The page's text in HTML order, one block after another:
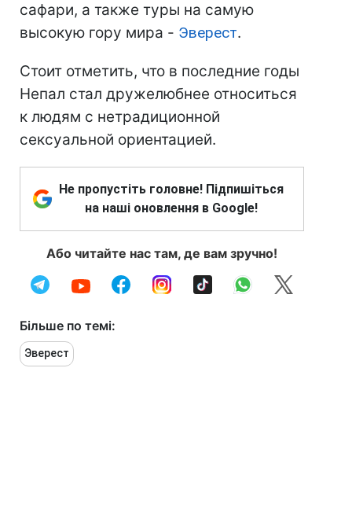
сафари, а также туры на самую
высокую гору мира - Эверест.
Стоит отметить, что в последние годы
Непал стал дружелюбнее относиться
к людям с нетрадиционной
сексуальной ориентацией.
Не пропустіть головне! Підпишіться
на наші оновлення в Google!
Або читайте нас там, де вам зручно!
Більше по темі:
Эверест